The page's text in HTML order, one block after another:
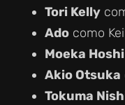
Tori Kelly
Ado como
Moeka Hoshi
Akio Otsuka
Tokuma